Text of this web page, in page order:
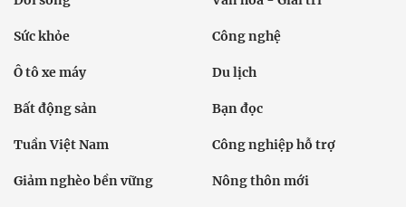
Sức khỏe Công nghệ
Ô tô xe máy Du lịch
Bất động sản Bạn đọc
Tuần Việt Nam Công nghiệp hỗ trợ
Giảm nghèo bền vững Nông thôn mới